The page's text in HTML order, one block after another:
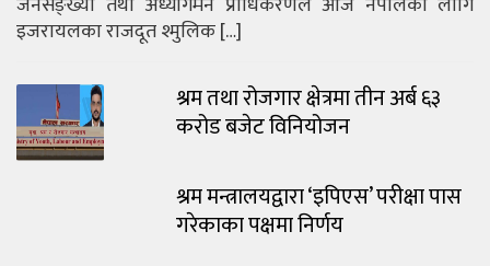
इजरायलका राजदूत श्मुलिक […]
श्रम तथा रोजगार क्षेत्रमा तीन अर्ब ६३
करोड बजेट विनियोजन
श्रम मन्त्रालयद्वारा ‘इपिएस’ परीक्षा पास
गरेकाका पक्षमा निर्णय